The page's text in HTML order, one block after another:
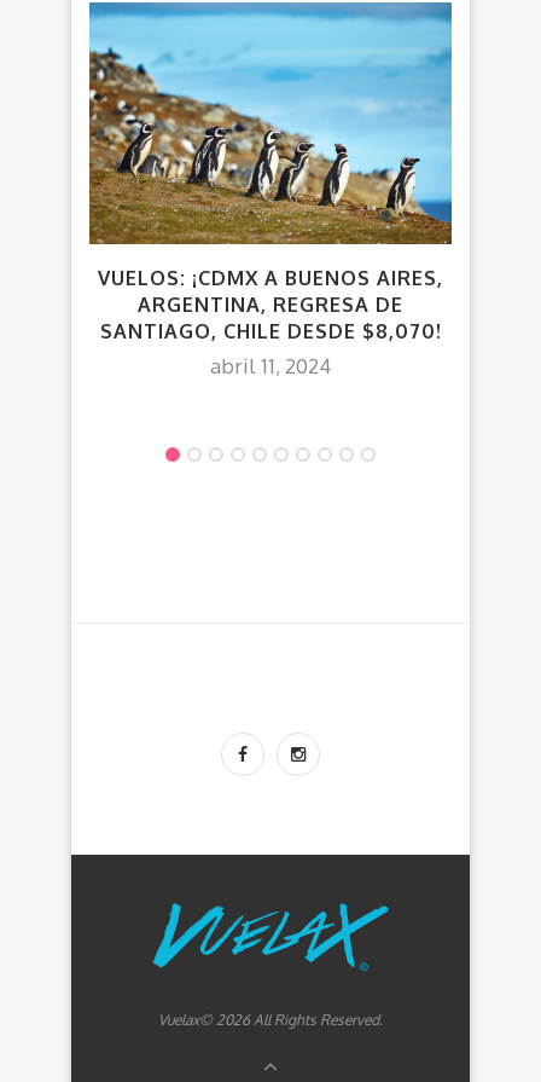
VUELOS: ¡CDMX A BUENOS AIRES,
ARGENTINA, REGRESA DE
SANTIAGO, CHILE DESDE $8,070!
abril 11, 2024
Vuelax© 2026 All Rights Reserved.